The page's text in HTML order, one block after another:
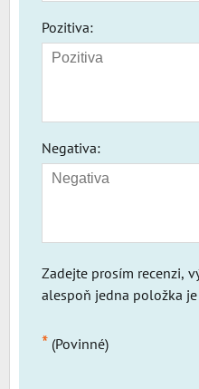
Pozitiva:
Negativa:
Zadejte prosím recenzi,
alespoň jedna položka
* (Povinné)